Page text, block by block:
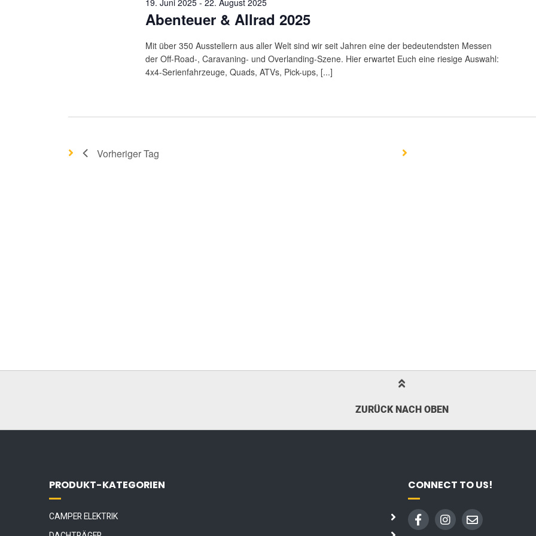
Abenteuer & Allrad 2025
Mit über 350 Ausstellern aus aller Welt sind wir seit Jahren eine der bedeutendsten Messen
der Off-Road-, Caravaning- und Overlanding-Szene. Hier erwartet Euch eine riesige Auswahl:
4x4-Serienfahrzeuge, Quads, ATVs, Pick-ups, [...]
Vorheriger Tag
ZURÜCK NACH OBEN
PRODUKT-KATEGORIEN
CAMPER ELEKTRIK
CONNECT TO US!